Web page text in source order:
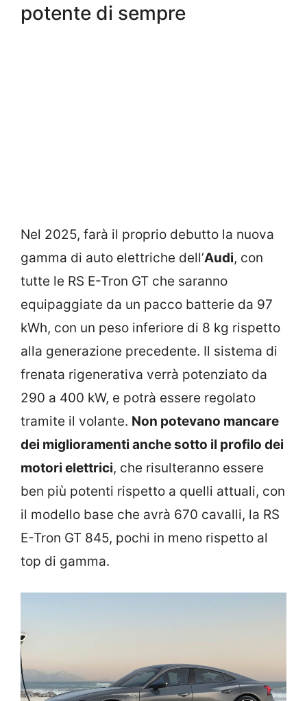
potente di sempre
Nel 2025, farà il proprio debutto la nuova
gamma di auto elettriche dell’Audi, con
tutte le RS E-Tron GT che saranno
equipaggiate da un pacco batterie da 97
kWh, con un peso inferiore di 8 kg rispetto
alla generazione precedente. Il sistema di
frenata rigenerativa verrà potenziato da
290 a 400 kW, e potrà essere regolato
tramite il volante. Non potevano mancare
dei miglioramenti anche sotto il profilo dei
motori elettrici, che risulteranno essere
ben più potenti rispetto a quelli attuali, con
il modello base che avrà 670 cavalli, la RS
E-Tron GT 845, pochi in meno rispetto al
top di gamma.